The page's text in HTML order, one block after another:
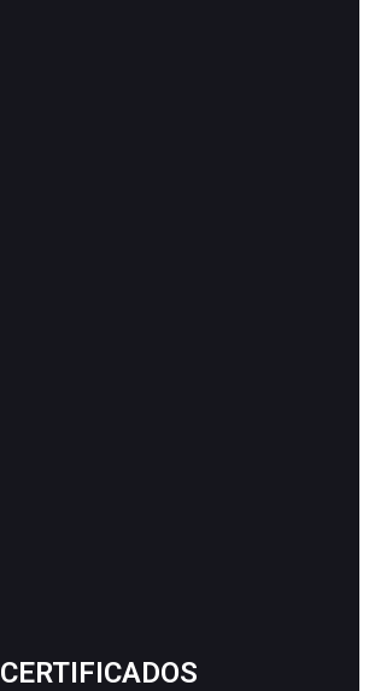
CERTIFICADOS